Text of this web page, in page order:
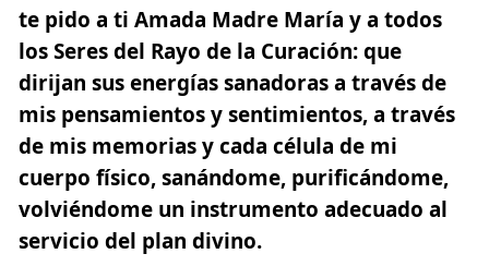
te pido a ti Amada Madre María y a todos
los Seres del Rayo de la Curación: que
dirijan sus energías sanadoras a través de
mis pensamientos y sentimientos, a través
de mis memorias y cada célula de mi
cuerpo físico, sanándome, purificándome,
volviéndome un instrumento adecuado al
servicio del plan divino.